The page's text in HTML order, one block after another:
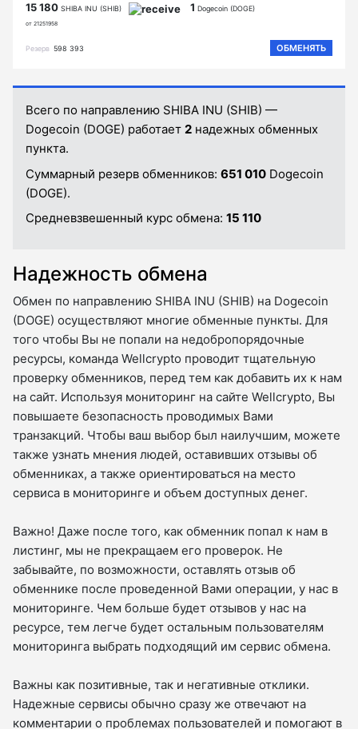
15 180 SHIBA INU (SHIB)
от 21251958
1 Dogecoin (DOGE)
Резерв 598 393 ОБМЕНЯТЬ
Всего по направлению SHIBA INU (SHIB) —
Dogecoin (DOGE) работает 2 надежных обменных
пункта.
Суммарный резерв обменников: 651 010 Dogecoin
(DOGE).
Средневзвешенный курс обмена: 15 110
Надежность обмена
Обмен по направлению SHIBA INU (SHIB) на Dogecoin
(DOGE) осуществляют многие обменные пункты. Для
того чтобы Вы не попали на недобропорядочные
ресурсы, команда Wellcrypto проводит тщательную
проверку обменников, перед тем как добавить их к нам
на сайт. Используя мониторинг на сайте Wellcrypto, Вы
повышаете безопасность проводимых Вами
транзакций. Чтобы ваш выбор был наилучшим, можете
также узнать мнения людей, оставивших отзывы об
обменниках, а также ориентироваться на место
сервиса в мониторинге и объем доступных денег.
Важно! Даже после того, как обменник попал к нам в
листинг, мы не прекращаем его проверок. Не
забывайте, по возможности, оставлять отзыв об
обменнике после проведенной Вами операции, у нас в
мониторинге. Чем больше будет отзывов у нас на
ресурсе, тем легче будет остальным пользователям
мониторинга выбрать подходящий им сервис обмена.
Важны как позитивные, так и негативные отклики.
Надежные сервисы обычно сразу же отвечают на
комментарии о проблемах пользователей и помогают в